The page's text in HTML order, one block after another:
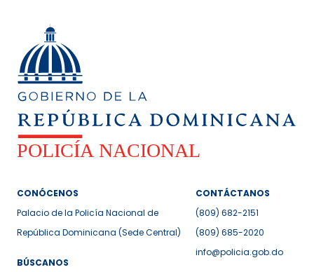
CONÓCENOS
Palacio de la Policía Nacional de
República Dominicana (Sede Central)
BÚSCANOS
CONTÁCTANOS
(809) 682-2151
(809) 685-2020
info@policia.gob.do